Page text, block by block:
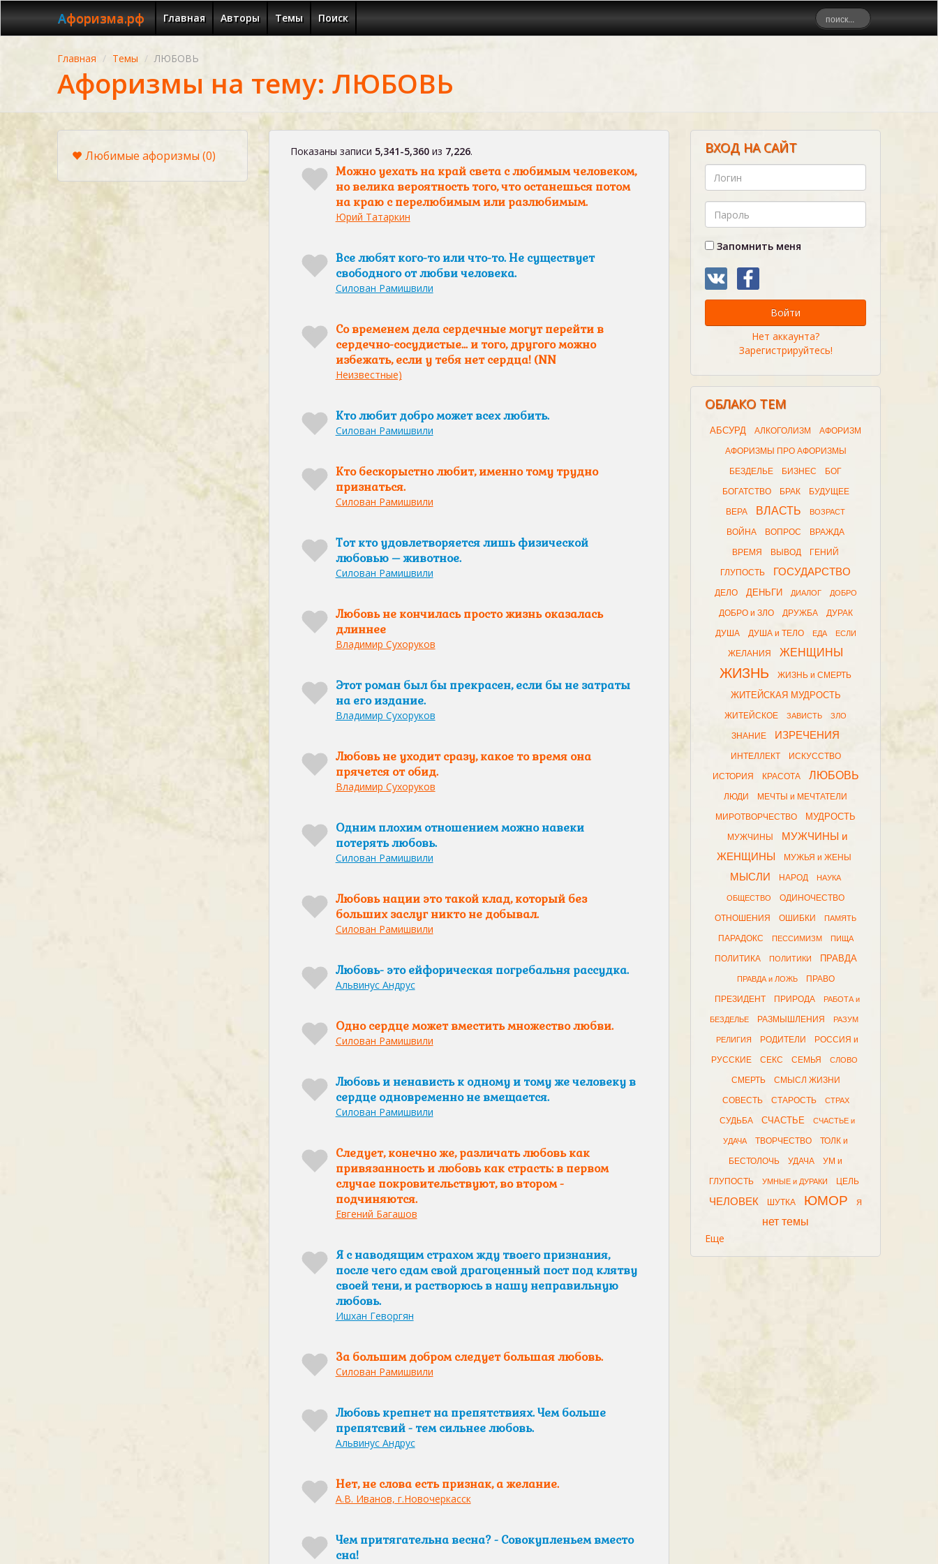
Афоризма.рф Главная Авторы Темы Поиск
Главная Темы ЛЮБОВЬ
Афоризмы на тему: ЛЮБОВЬ
Любимые афоризмы(0) Показаны записи 5,341-5,360из 7,226.
Можно уехать на край света с любимым человеком,
но велика вероятность того, что останешься потом
на краю с перелюбимым или разлюбимым.
Юрий Татаркин
Все любят кого-то или что-то. Не существует
свободного от любви человека.
Силован Рамишвили
Со временем дела сердечные могут перейти в
сердечно-сосудистые... и того, другого можно
избежать, если у тебя нет сердца! (NN
Неизвестные)
Кто любит добро может всех любить.
Силован Рамишвили
Кто бескорыстно любит, именно тому трудно
признаться.
Силован Рамишвили
Тот кто удовлетворяется лишь физической
любовью – животное.
Силован Рамишвили
Любовь не кончилась просто жизнь оказалась
длиннее
Владимир Сухоруков
Этот роман был бы прекрасен, если бы не затраты
на его издание.
Владимир Сухоруков
Любовь не уходит сразу, какое то время она
прячется от обид.
Владимир Сухоруков
Одним плохим отношением можно навеки
потерять любовь.
Силован Рамишвили
Любовь нации это такой клад, который без
больших заслуг никто не добывал.
Силован Рамишвили
Любовь- это ейфорическая погребальня рассудка.
Альвинус Андрус
Одно сердце может вместить множество любви.
Силован Рамишвили
Любовь и ненависть к одному и тому же человеку в
сердце одновременно не вмещается.
Силован Рамишвили
Следует, конечно же, различать любовь как
привязанность и любовь как страсть: в первом
случае покровительствуют, во втором -
подчиняются.
Евгений Багашов
Я с наводящим страхом жду твоего признания,
после чего сдам свой драгоценный пост под клятву
своей тени, и растворюсь в нашу неправильную
любовь.
Ишхан Геворгян
За большим добром следует большая любовь.
Силован Рамишвили
Любовь крепнет на препятствиях. Чем больше
препятсвий - тем сильнее любовь.
Альвинус Андрус
Нет, не слова есть признак, а желание.
А.В. Иванов, г.Новочеркасск
Чем притягательна весна? - Совокупленьем вместо
сна!
ВХОД НА САЙТ
Запомнить меня
Войти
Нет аккаунта?
Зарегистрируйтесь!
ОБЛАКО ТЕМ
АБСУРД АЛКОГОЛИЗМ АФОРИЗМ
АФОРИЗМЫ ПРО АФОРИЗМЫ
БЕЗДЕЛЬЕ БИЗНЕС БОГ
БОГАТСТВО БРАК БУДУЩЕЕ
ВЕРА ВЛАСТЬ ВОЗРАСТ
ВОЙНА ВОПРОС ВРАЖДА
ВРЕМЯ ВЫВОД ГЕНИЙ
ГЛУПОСТЬ ГОСУДАРСТВО
ДЕЛО ДЕНЬГИ ДИАЛОГ ДОБРО
ДОБРО и ЗЛО ДРУЖБА ДУРАК
ДУША ДУША и ТЕЛО ЕДА ЕСЛИ
ЖЕЛАНИЯ ЖЕНЩИНЫ
ЖИЗНЬ ЖИЗНЬ и СМЕРТЬ
ЖИТЕЙСКАЯ МУДРОСТЬ
ЖИТЕЙСКОЕ ЗАВИСТЬ ЗЛО
ЗНАНИЕ ИЗРЕЧЕНИЯ
ИНТЕЛЛЕКТ ИСКУССТВО
ИСТОРИЯ КРАСОТА ЛЮБОВЬ
ЛЮДИ МЕЧТЫ и МЕЧТАТЕЛИ
МИРОТВОРЧЕСТВО МУДРОСТЬ
МУЖЧИНЫ
МУЖЧИНЫ и
ЖЕНЩИНЫ
МУЖЬЯ и ЖЕНЫ
МЫСЛИ НАРОД НАУКА
ОБЩЕСТВО ОДИНОЧЕСТВО
ОТНОШЕНИЯ ОШИБКИ ПАМЯТЬ
ПАРАДОКС ПЕССИМИЗМ ПИЩА
ПОЛИТИКА ПОЛИТИКИ ПРАВДА
ПРАВДА и ЛОЖЬ ПРАВО
ПРЕЗИДЕНТ ПРИРОДА РАБОТА и
БЕЗДЕЛЬЕ РАЗМЫШЛЕНИЯ РАЗУМ
РЕЛИГИЯ РОДИТЕЛИ РОССИЯ и
РУССКИЕ СЕКС СЕМЬЯ СЛОВО
СМЕРТЬ СМЫСЛ ЖИЗНИ
СОВЕСТЬ СТАРОСТЬ СТРАХ
СУДЬБА СЧАСТЬЕ СЧАСТЬЕ и
УДАЧА ТВОРЧЕСТВО ТОЛК и
БЕСТОЛОЧЬ УДАЧА УМ и
ГЛУПОСТЬ УМНЫЕ и ДУРАКИ ЦЕЛЬ
ЧЕЛОВЕК ШУТКА ЮМОР Я
нет темы
Еще